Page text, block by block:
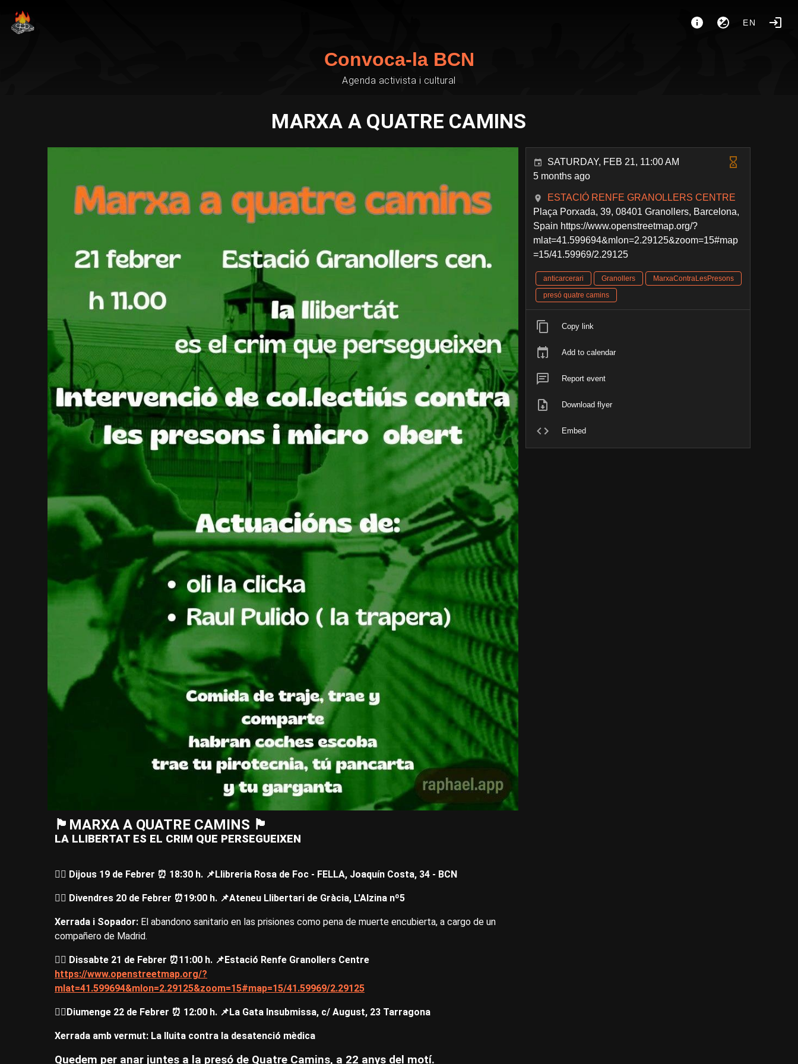
EN
Convoca-la BCN
Agenda activista i cultural
MARXA A QUATRE CAMINS
🏴​MARXA A QUATRE CAMINS 🏴​
LA LLIBERTAT ES EL CRIM QUE PERSEGUEIXEN
❤️‍🔥 Dijous 19 de Febrer ⏰ 18:30 h. 📌Llibreria Rosa de Foc - FELLA, Joaquín Costa, 34 - BCN
❤️‍🔥​ Divendres 20 de Febrer ​⏰19:00 h. 📌​Ateneu Llibertari de Gràcia, L'Alzina nº5
Xerrada i Sopador: El abandono sanitario en las prisiones como pena de muerte encubierta, a cargo de un
compañero de Madrid.
❤️‍🔥 Dissabte 21 de Febrer ⏰11:00 h. 📌​Estació Renfe Granollers Centre
https://www.openstreetmap.org/?
mlat=41.599694&mlon=2.29125&zoom=15#map=15/41.59969/2.29125
❤️‍🔥​Diumenge 22 de Febrer ⏰ 12:00 h. 📌La Gata Insubmissa, c/ August, 23 Tarragona
Xerrada amb vermut: La lluita contra la desatenció mèdica
Quedem per anar juntes a la presó de Quatre Camins, a 22 anys del motí.
SATURDAY, FEB 21, 11:00 AM
5 months ago
ESTACIÓ RENFE GRANOLLERS CENTRE
Plaça Porxada, 39, 08401 Granollers, Barcelona,
Spain https://www.openstreetmap.org/?
mlat=41.599694&mlon=2.29125&zoom=15#map
=15/41.59969/2.29125
anticarcerari Granollers
MarxaContraLesPresons
presó quatre camins
Copy link
Add to calendar
Report event
Download flyer
Embed